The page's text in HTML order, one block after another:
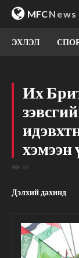
MFCNews
ЭХЛЭЛ
Их
хэмээн
60
Дэлхий дахинд